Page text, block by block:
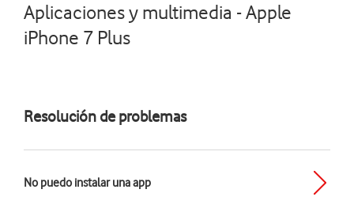
Aplicaciones y multimedia - Apple
iPhone 7 Plus
Resolución de problemas
No puedo instalar una app